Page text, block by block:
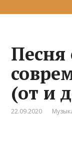
Песня
(от и
22.09.2020